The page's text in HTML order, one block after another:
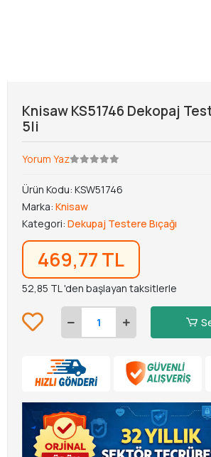
Knisaw KS51746 Dekopaj
5li
Yorum Yaz
Ürün Kodu: KSW51746
Marka: Knisaw
Kategori: Dekupaj Testere Bıçağı
469,77 TL
52,85 TL 'den başlayan taksitlerle